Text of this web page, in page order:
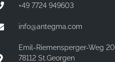
+49 7724 949603
info@antegma.com
Emil-Riemensperger-Weg 20
78112 St.Georgen